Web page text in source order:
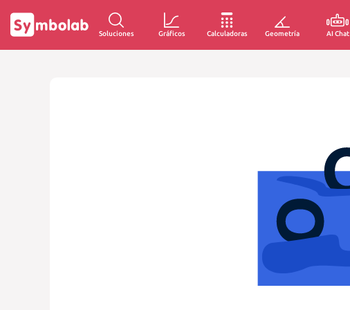
Soluciones Gráficos Calculadoras Geometría AI Chat